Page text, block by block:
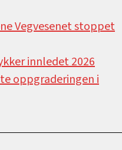
Vegvesenet stoppet
innledet 2026
oppgraderingen i